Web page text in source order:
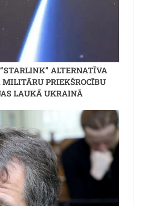
ALTERNATĪVA
MILITĀRU PRIEKŠROCĪBU
LAUKĀ UKRAINĀ